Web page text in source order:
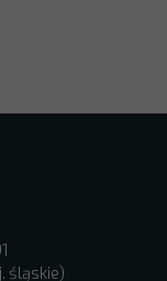
śląskie)